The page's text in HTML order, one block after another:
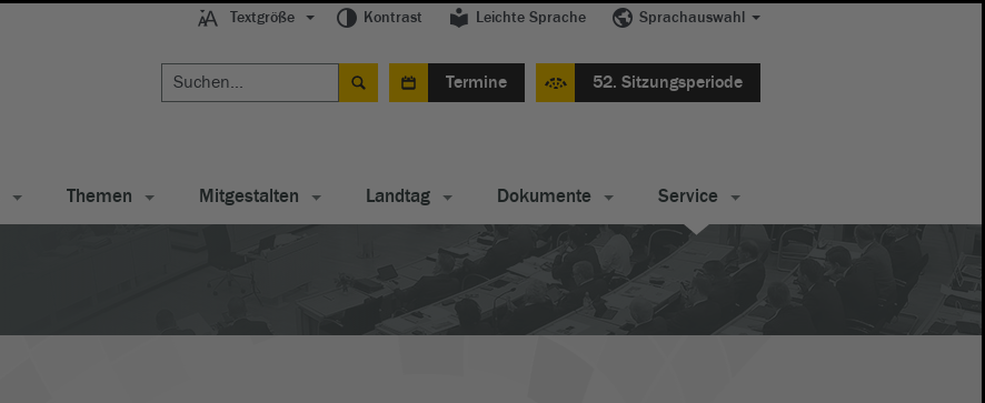
Textgröße Kontrast Leichte Sprache Sprachauswahl
Termine 52. Sitzungsperiode
Themen Mitgestalten Landtag Dokumente Service